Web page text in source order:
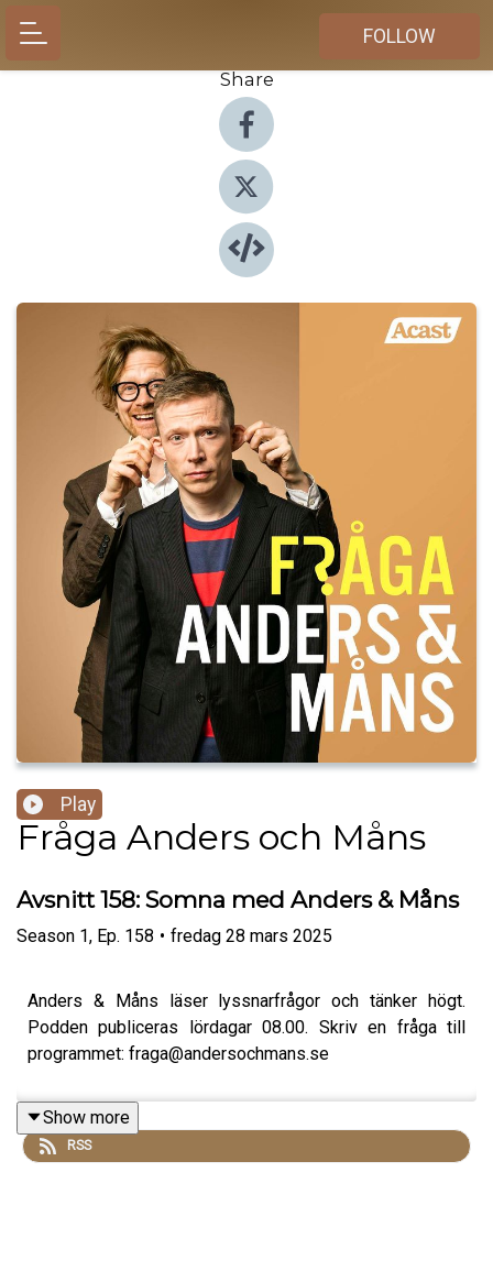
FOLLOW
Share
Play
Fråga Anders och Måns
Avsnitt 158: Somna med Anders & Måns
Season 1, Ep. 158 • fredag 28 mars 2025
Anders & Måns läser lyssnarfrågor och tänker högt.
Podden publiceras lördagar 08.00. Skriv en fråga till
programmet: fraga@andersochmans.se
Show more
RSS